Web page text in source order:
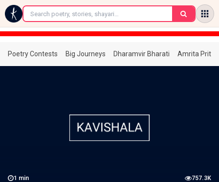
←
Poetry Contests Big Journeys Dharamvir Bharati Amrita
1 min 757.3K